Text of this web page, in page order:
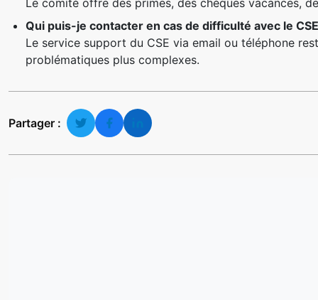
Le comité offre des primes, des chèques vacances,
Qui puis-je contacter en cas de difficulté avec le
Le service support du CSE via email ou téléphone
problématiques plus complexes.
Partager :